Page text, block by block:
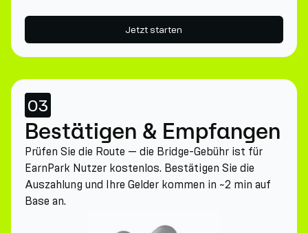
Jetzt starten
03
Bestätigen & Empfangen
Prüfen Sie die Route — die Bridge-Gebühr ist für
EarnPark Nutzer kostenlos. Bestätigen Sie die
Auszahlung und Ihre Gelder kommen in ~2 min auf
Base an.